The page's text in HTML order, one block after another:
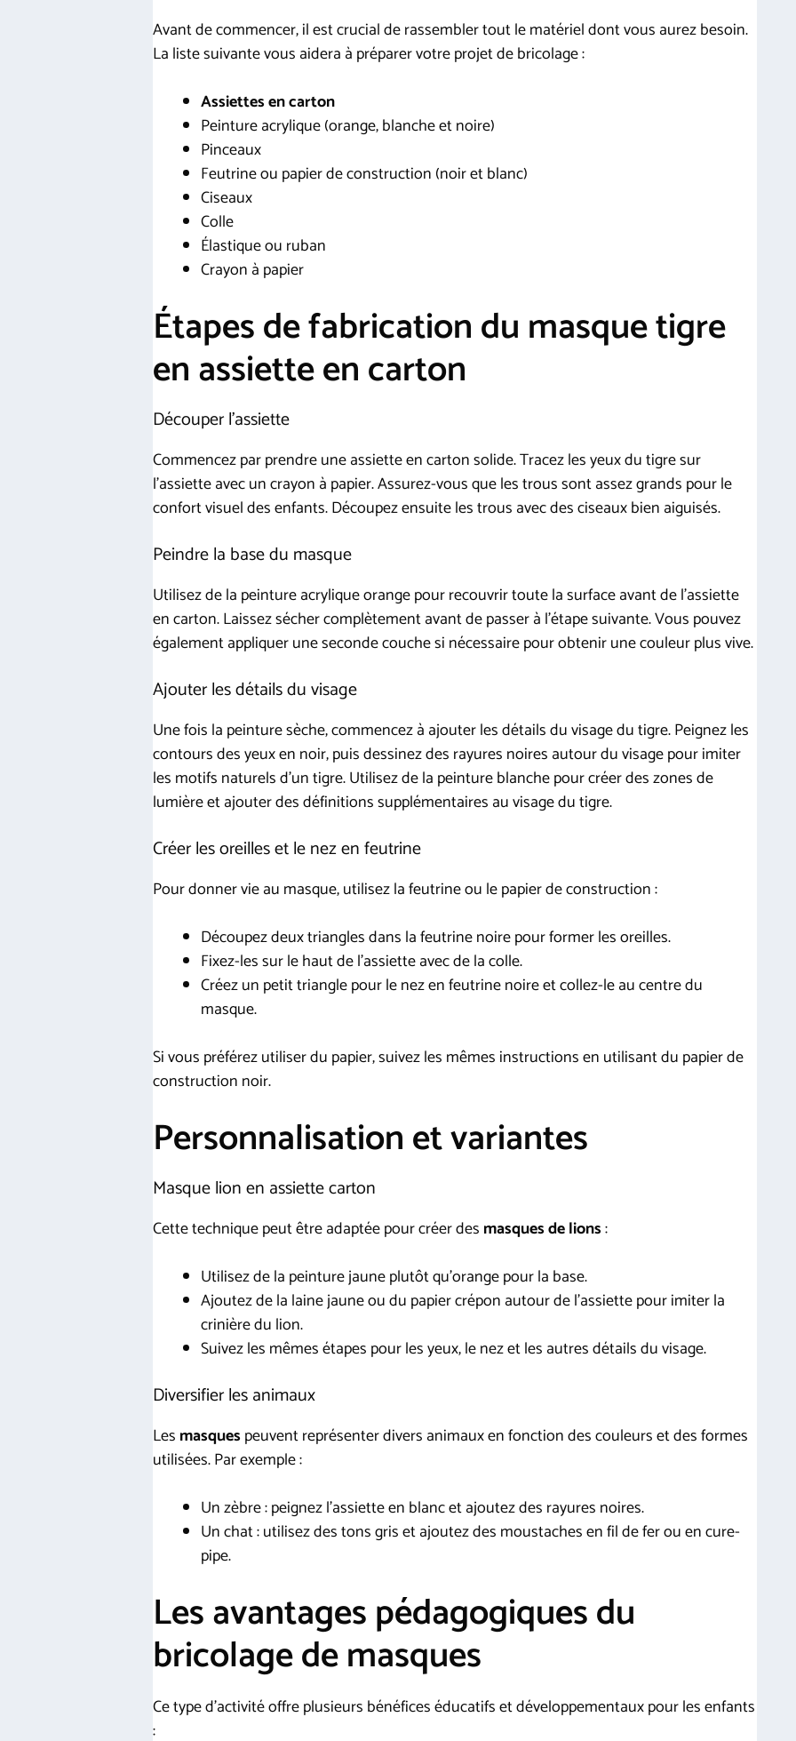
Avant de commencer, il est crucial de rassembler tout le matériel dont vous aurez besoin.
La liste suivante vous aidera à préparer votre projet de bricolage :
Assiettes en carton
Peinture acrylique (orange, blanche et noire)
Pinceaux
Feutrine ou papier de construction (noir et blanc)
Ciseaux
Colle
Élastique ou ruban
Crayon à papier
Étapes de fabrication du masque tigre
en assiette en carton
Découper l’assiette
Commencez par prendre une assiette en carton solide. Tracez les yeux du tigre sur
l’assiette avec un crayon à papier. Assurez-vous que les trous sont assez grands pour le
confort visuel des enfants. Découpez ensuite les trous avec des ciseaux bien aiguisés.
Peindre la base du masque
Utilisez de la peinture acrylique orange pour recouvrir toute la surface avant de l’assiette
en carton. Laissez sécher complètement avant de passer à l’étape suivante. Vous pouvez
également appliquer une seconde couche si nécessaire pour obtenir une couleur plus vive.
Ajouter les détails du visage
Une fois la peinture sèche, commencez à ajouter les détails du visage du tigre. Peignez les
contours des yeux en noir, puis dessinez des rayures noires autour du visage pour imiter
les motifs naturels d’un tigre. Utilisez de la peinture blanche pour créer des zones de
lumière et ajouter des définitions supplémentaires au visage du tigre.
Créer les oreilles et le nez en feutrine
Pour donner vie au masque, utilisez la feutrine ou le papier de construction :
Découpez deux triangles dans la feutrine noire pour former les oreilles.
Fixez-les sur le haut de l’assiette avec de la colle.
Créez un petit triangle pour le nez en feutrine noire et collez-le au centre du
masque.
Si vous préférez utiliser du papier, suivez les mêmes instructions en utilisant du papier de
construction noir.
Personnalisation et variantes
Masque lion en assiette carton
Cette technique peut être adaptée pour créer des masques de lions:
Utilisez de la peinture jaune plutôt qu’orange pour la base.
Ajoutez de la laine jaune ou du papier crépon autour de l’assiette pour imiter la
crinière du lion.
Suivez les mêmes étapes pour les yeux, le nez et les autres détails du visage.
Diversifier les animaux
Les masquespeuvent représenter divers animaux en fonction des couleurs et des formes
utilisées. Par exemple :
Un zèbre : peignez l’assiette en blanc et ajoutez des rayures noires.
Un chat : utilisez des tons gris et ajoutez des moustaches en fil de fer ou en cure-
pipe.
Les avantages pédagogiques du
bricolage de masques
Ce type d’activité offre plusieurs bénéfices éducatifs et développementaux pour les enfants
: